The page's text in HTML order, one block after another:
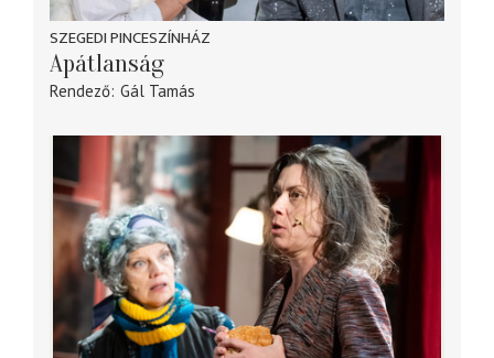
SZEGEDI PINCESZÍNHÁZ
Apátlanság
Rendező Gál Tamás